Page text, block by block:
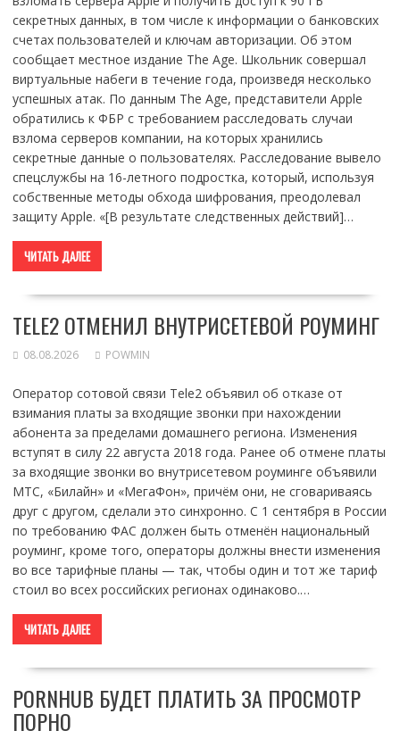
секретных данных, в том числе к информации о банковских
счетах пользователей и ключам авторизации. Об этом
сообщает местное издание The Age. Школьник совершал
виртуальные набеги в течение года, произведя несколько
успешных атак. По данным The Age, представители Apple
обратились к ФБР с требованием расследовать случаи
взлома серверов компании, на которых хранились
секретные данные о пользователях. Расследование вывело
спецслужбы на 16-летного подростка, который, используя
собственные методы обхода шифрования, преодолевал
защиту Apple. «[В результате следственных действий]…
ЧИТАТЬ ДАЛЕЕ
TELE2 ОТМЕНИЛ ВНУТРИСЕТЕВОЙ РОУМИНГ
08.08.2026 POWMIN
Оператор сотовой связи Tele2 объявил об отказе от
взимания платы за входящие звонки при нахождении
абонента за пределами домашнего региона. Изменения
вступят в силу 22 августа 2018 года. Ранее об отмене платы
за входящие звонки во внутрисетевом роуминге объявили
МТС, «Билайн» и «МегаФон», причём они, не сговариваясь
друг с другом, сделали это синхронно. С 1 сентября в России
по требованию ФАС должен быть отменён национальный
роуминг, кроме того, операторы должны внести изменения
во все тарифные планы — так, чтобы один и тот же тариф
стоил во всех российских регионах одинаково.…
ЧИТАТЬ ДАЛЕЕ
PORNHUB БУДЕТ ПЛАТИТЬ ЗА ПРОСМОТР
ПОРНО